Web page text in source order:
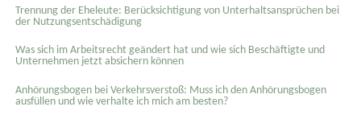
Trennung der Eheleute: Berücksichtigung von Unterhaltsansprüchen bei
der Nutzungsentschädigung
Was sich im Arbeitsrecht geändert hat und wie sich Beschäftigte und
Unternehmen jetzt absichern können
Anhörungsbogen bei Verkehrsverstoß: Muss ich den Anhörungsbogen
ausfüllen und wie verhalte ich mich am besten?